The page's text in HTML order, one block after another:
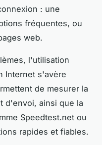
: une
fréquentes, ou
web.
l'utilisation
Internet s'avère
de mesurer la
d'envoi, ainsi que la
Speedtest.net ou
rapides et fiables.